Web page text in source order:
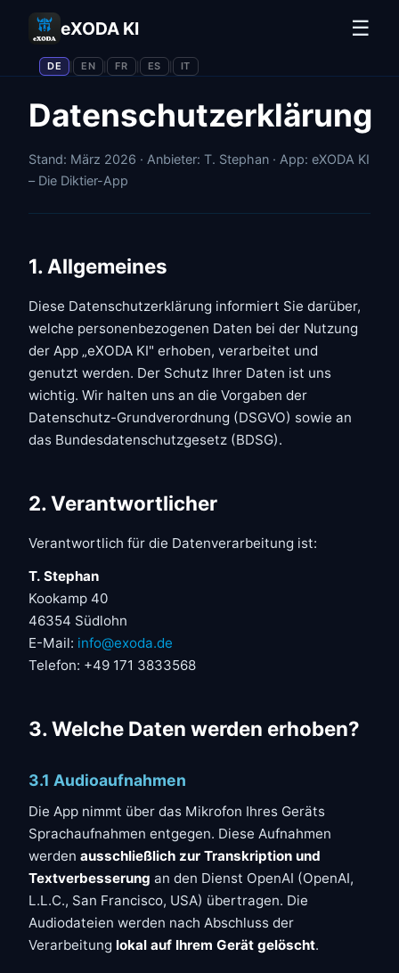
eXODA KI ☰
DE EN FR ES IT
Datenschutzerklärung
Stand: März 2026 · Anbieter: T. Stephan · App: eXODA KI
– Die Diktier-App
1. Allgemeines
Diese Datenschutzerklärung informiert Sie darüber,
welche personenbezogenen Daten bei der Nutzung
der App „eXODA KI" erhoben, verarbeitet und
genutzt werden. Der Schutz Ihrer Daten ist uns
wichtig. Wir halten uns an die Vorgaben der
Datenschutz-Grundverordnung (DSGVO) sowie an
das Bundesdatenschutzgesetz (BDSG).
2. Verantwortlicher
Verantwortlich für die Datenverarbeitung ist:
T. Stephan
Kookamp 40
46354 Südlohn
E-Mail: info@exoda.de
Telefon: +49 171 3833568
3. Welche Daten werden erhoben?
3.1 Audioaufnahmen
Die App nimmt über das Mikrofon Ihres Geräts
Sprachaufnahmen entgegen. Diese Aufnahmen
werden ausschließlich zur Transkription und
Textverbesserung an den Dienst OpenAI (OpenAI,
L.L.C., San Francisco, USA) übertragen. Die
Audiodateien werden nach Abschluss der
Verarbeitung lokal auf Ihrem Gerät gelöscht.